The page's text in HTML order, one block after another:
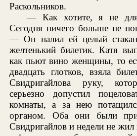
Раскольников.
— Как хотите, я не
Сегодня ничего больше не
— Он налил ей целый
желтенький билетик. Катя
как пьют вино женщины, то
двадцать глотков, взяла
Свидригайлова руку,
серьезно допустил
комнаты, а за нею
органом. Оба они были
Свидригайлов и недели не жил